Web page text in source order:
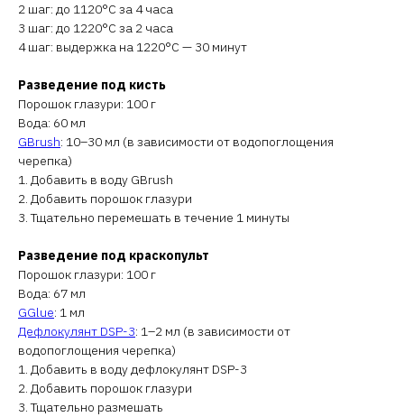
2 шаг: до 1120°C за 4 часа
3 шаг: до 1220°C за 2 часа
4 шаг: выдержка на 1220°C — 30 минут
Разведение под кисть
Порошок глазури: 100 г
Вода: 60 мл
GBrush: 10–30 мл (в зависимости от водопоглощения
черепка)
1. Добавить в воду GBrush
2. Добавить порошок глазури
3. Тщательно перемешать в течение 1 минуты
Разведение под краскопульт
Порошок глазури: 100 г
Вода: 67 мл
GGlue: 1 мл
Дефлокулянт DSP-3: 1–2 мл (в зависимости от
водопоглощения черепка)
1. Добавить в воду дефлокулянт DSP-3
2. Добавить порошок глазури
3. Тщательно размешать